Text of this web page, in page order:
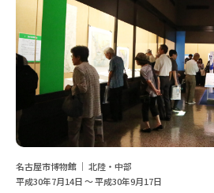
名古屋市博物館 ｜ 北陸・中部
平成30年7月14日 ～ 平成30年9月17日